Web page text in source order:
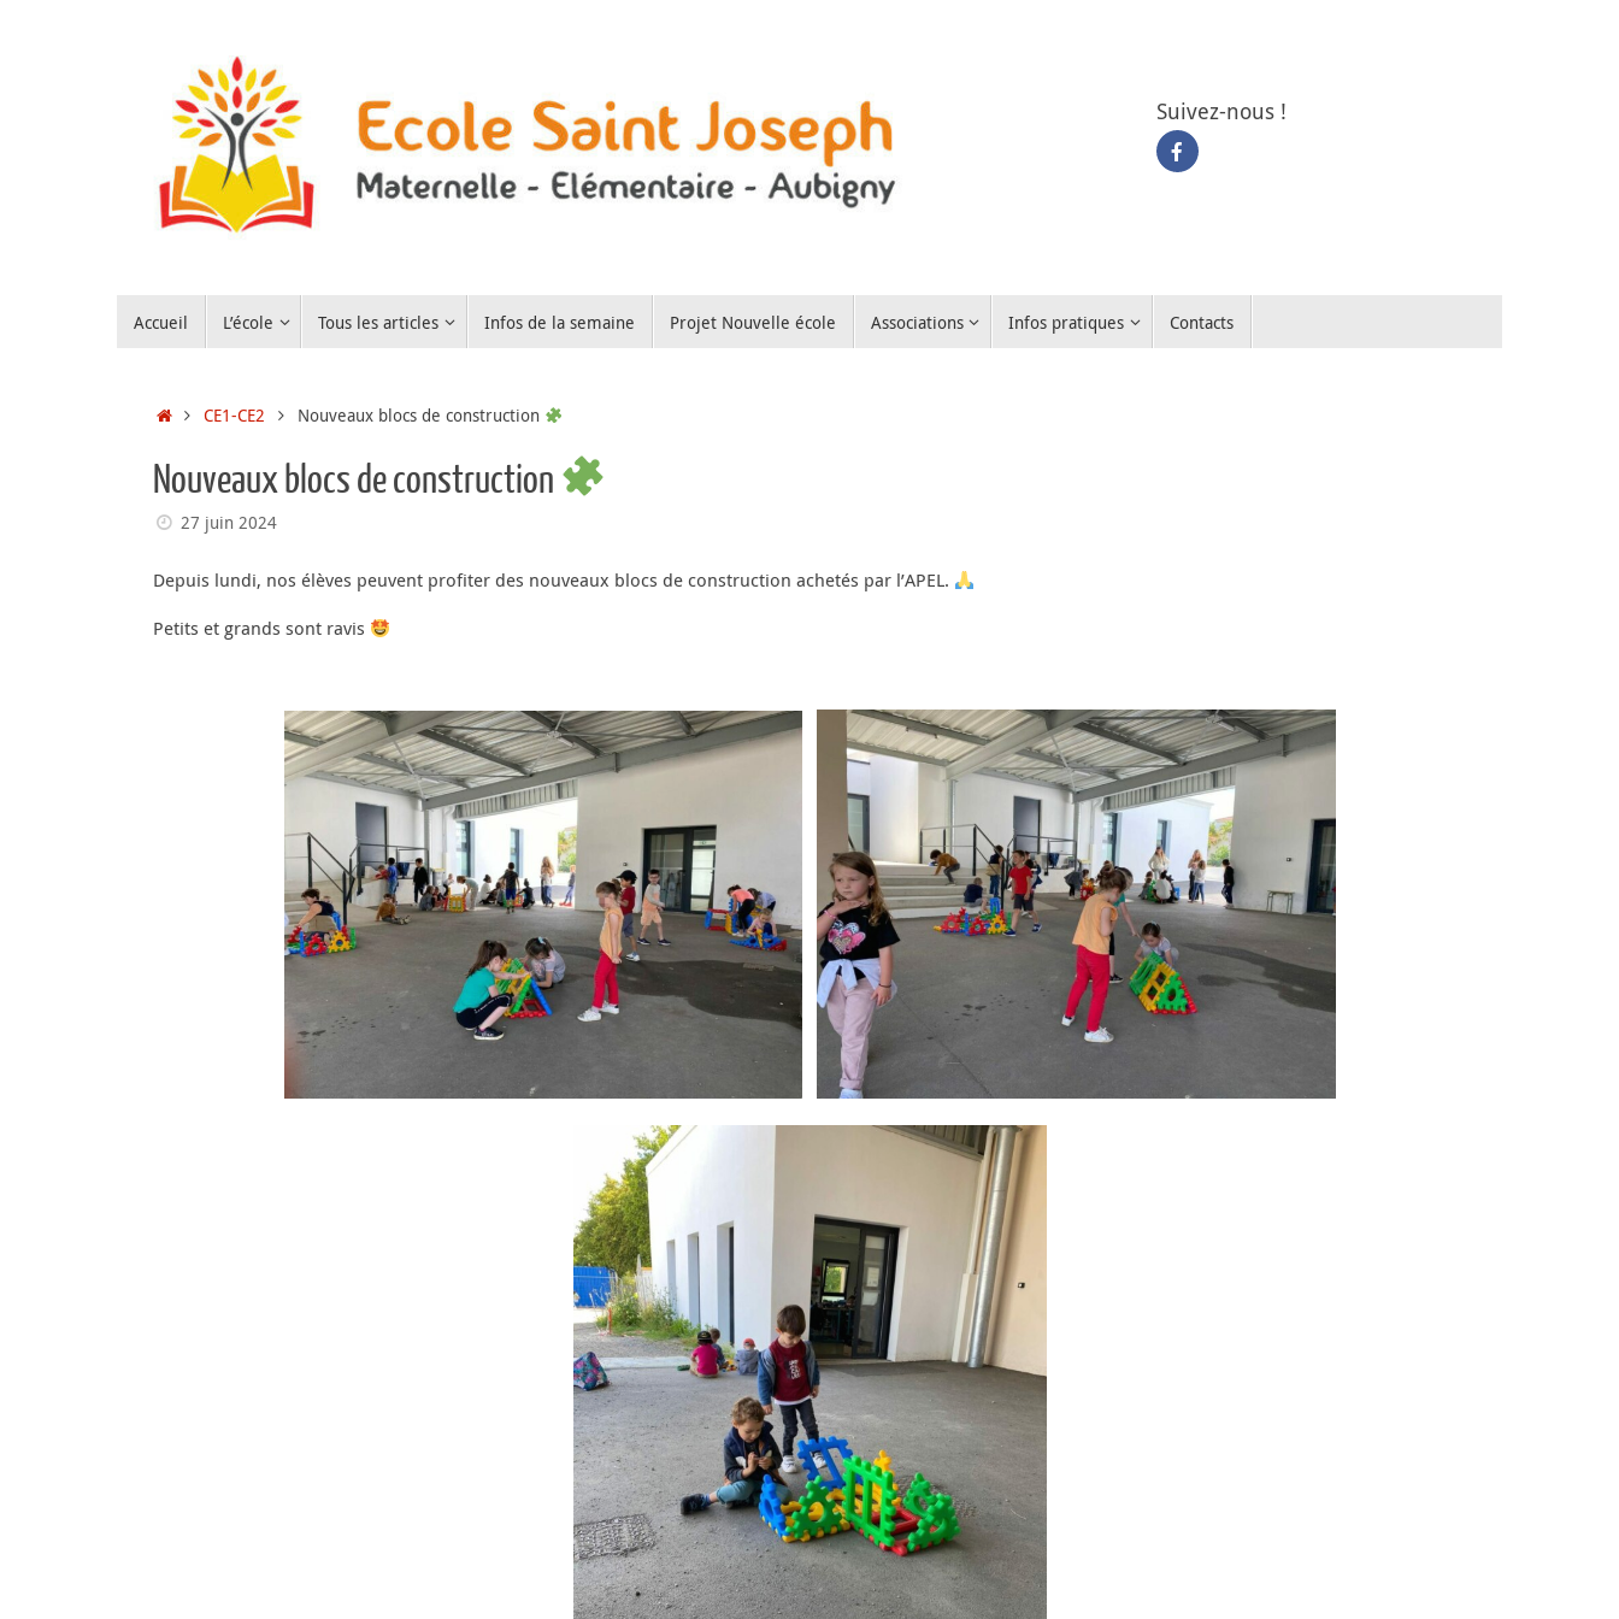
Suivez-nous !
Accueil L’école Tous les articles Infos de la semaine Projet Nouvelle école Associations Infos pratiques Contacts
AccueilCE1-CE2 Nouveaux blocs de construction
Nouveaux blocs de construction
27 juin 2024
Depuis lundi, nos élèves peuvent profiter des nouveaux blocs de construction achetés par l’APEL.
Petits et grands sont ravis